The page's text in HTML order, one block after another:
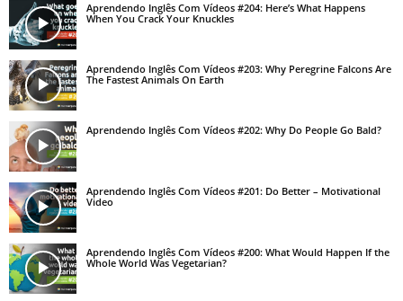
Aprendendo Inglês Com Vídeos #204: Here’s What Happens
When You Crack Your Knuckles
Aprendendo Inglês Com Vídeos #203: Why Peregrine Falcons Are
The Fastest Animals On Earth
Aprendendo Inglês Com Vídeos #202: Why Do People Go Bald?
Aprendendo Inglês Com Vídeos #201: Do Better – Motivational
Video
Aprendendo Inglês Com Vídeos #200: What Would Happen If the
Whole World Was Vegetarian?